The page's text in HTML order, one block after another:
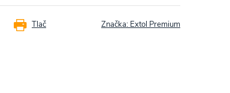
Tlač Značka: Extol Premium